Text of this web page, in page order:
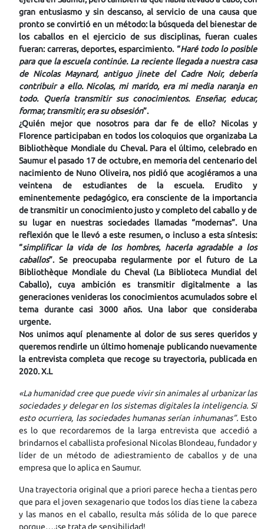
gran entusiasmo y sin descanso, al servicio de una causa que
pronto se convirtió en un método: la búsqueda del bienestar de
los caballos en el ejercicio de sus disciplinas, fueran cuales
fueran: carreras, deportes, esparcimiento. “Haré todo lo posible
para que la escuela continúe. La reciente llegada a nuestra casa
de Nicolas Maynard, antiguo jinete del Cadre Noir, debería
contribuir a ello. Nicolas, mi marido, era mi media naranja en
todo. Quería transmitir sus conocimientos. Enseñar, educar,
formar, transmitir, era su obsesión”.
¿Quién mejor que nosotros para dar fe de ello? Nicolas y
Florence participaban en todos los coloquios que organizaba La
Bibliothèque Mondiale du Cheval. Para el último, celebrado en
Saumur el pasado 17 de octubre, en memoria del centenario del
nacimiento de Nuno Oliveira, nos pidió que acogiéramos a una
veintena de estudiantes de la escuela. Erudito y
eminentemente pedagógico, era consciente de la importancia
de transmitir un conocimiento justo y completo del caballo y de
su lugar en nuestras sociedades llamadas “modernas”. Una
reflexión que le llevó a este resumen, o incluso a esta síntesis:
“simplificar la vida de los hombres, hacerla agradable a los
caballos”. Se preocupaba regularmente por el futuro de La
Bibliothèque Mondiale du Cheval (La Biblioteca Mundial del
Caballo), cuya ambición es transmitir digitalmente a las
generaciones venideras los conocimientos acumulados sobre el
tema durante casi 3000 años. Una labor que consideraba
urgente.
Nos unimos aquí plenamente al dolor de sus seres queridos y
queremos rendirle un último homenaje publicando nuevamente
la entrevista completa que recoge su trayectoria, publicada en
2020. X.L
«La humanidad cree que puede vivir sin animales al urbanizar las
sociedades y delegar en los sistemas digitales la inteligencia. Si
esto ocurriera, las sociedades humanas serían inhumanas”. Esto
es lo que recordaremos de la larga entrevista que accedió a
brindarnos el caballista profesional Nicolas Blondeau, fundador y
líder de un método de adiestramiento de caballos y de una
empresa que lo aplica en Saumur.
Una trayectoria original que a priori parece hecha a tientas pero
que para el joven sexagenario que todos los días tiene la cabeza
y las manos en el caballo, resulta más sólida de lo que parece
porque….¡se trata de sensibilidad!